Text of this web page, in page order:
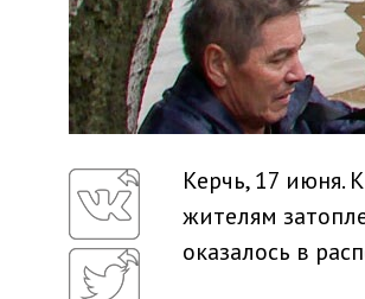
Керчь, 17 июня.
жителям
оказалось в